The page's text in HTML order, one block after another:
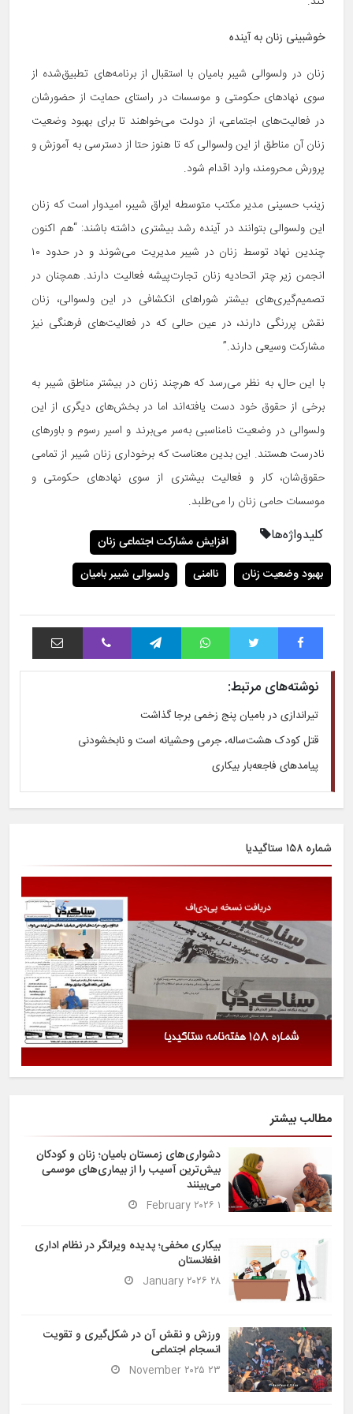
خوشبینی زنان به آینده
زنان در ولسوالی شیبر بامیان با استقبال از برنامه‌های تطبیق‌شده از
سوی نهادهای حکومتی و موسسات در راستای حمایت از حضورشان
در فعالیت‌های اجتماعی، از دولت می‌خواهند تا برای بهبود وضعیت
زنان آن مناطق از این ولسوالی که تا هنوز حتا از دسترسی به آموزش و
پرورش محرومند، وارد اقدام شود.
زینب حسینی مدیر مکتب متوسطه ایراق شیبر، امیدوار است که زنان
این ولسوالی بتوانند در آینده رشد بیشتری داشته باشند: “هم اکنون
چندین نهاد توسط زنان در شیبر مدیریت می‌شوند و در حدود ۱۰
انجمن زیر چتر اتحادیه زنان تجارت‌پیشه فعالیت دارند. همچنان در
تصمیم‌گیری‌های بیشتر شوراهای انکشافی در این ولسوالی، زنان
نقش پررنگی دارند، در عین حالی که در فعالیت‌های فرهنگی نیز
مشارکت وسیعی دارند.”
با این حال، به نظر می‌رسد که هرچند زنان در بیشتر مناطق شیبر به
برخی از حقوق خود دست یافته‌اند اما در بخش‌های دیگری از این
ولسوالی در وضعیت نامناسبی به‌سر می‌برند و اسیر رسوم و باورهای
نادرست هستند. این بدین معناست که برخوداری زنان شیبر از تمامی
حقوق‌شان، کار و فعالیت بیشتری از سوی نهادهای حکومتی و
موسسات حامی زنان را می‌طلبد.
کلیدواژه‌ها
افزایش مشارکت اجتماعی زنان
بهبود وضعیت زنان
ناامنی ولسوالی شیبر بامیان
فیس بوک توییتر واتس آپ تلگرام وایبر اشتراک با ایمیل
نوشته‌های مرتبط:
تیراندازی در بامیان پنج زخمی برجا گذاشت
قتل کودک هشت‌ساله، جرمی وحشیانه است و نابخشودنی
پیامدهای فاجعه‌بار بیکاری
شماره ۱۵۸ ستاگیدیا
مطالب بیشتر
دشواری‌های زمستان بامیان؛ زنان و کودکان
بیش‌ترین آسیب را از بیماری‌های موسمی
می‌بینند
۱ February ۲۰۲۶
بیکاری مخفی؛ پدیده ویرانگر در نظام اداری
افغانستان
۲۸ January ۲۰۲۶
ورزش و نقش آن در شکل‌گیری و تقویت
انسجام اجتماعی
۲۳ November ۲۰۲۵